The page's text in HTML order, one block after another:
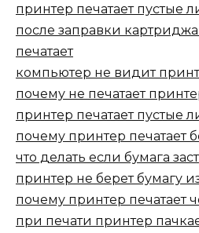
принтер печатает пустые
после заправки
печатает
компьютер не видит
почему не печатает
принтер печатает пустые
почему принтер печатает
что делать если бумага
принтер не берет бумагу
почему принтер печатает
при печати принтер